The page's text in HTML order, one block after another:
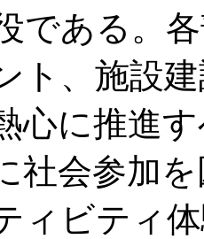
である。
ト、施設
心に推進
社会参加
ィビティ